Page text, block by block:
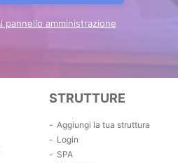
pannello amministrazione
STRUTTURE
Aggiungi la tua struttura
Login
SPA